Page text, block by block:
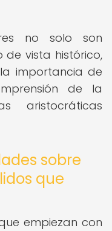
no solo son
vista histórico,
importancia de
de la
aristocráticas
sobre
que
empiezan con